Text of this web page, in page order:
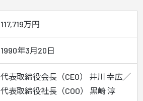
117,719万円
1990年3月20日
代表取締役会長（CEO） 井川 幸広／
代表取締役社長（COO） 黒崎 淳